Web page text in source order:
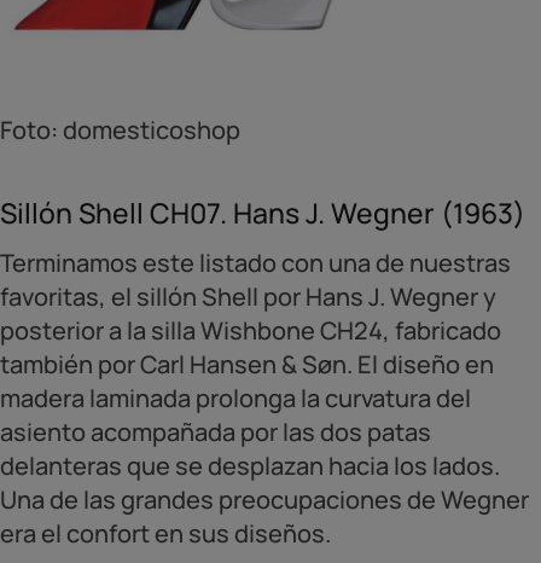
Foto: domesticoshop
Sillón Shell CH07. Hans J. Wegner (1963)
Terminamos este listado con una de nuestras
favoritas, el sillón Shell por Hans J. Wegner y
posterior a la silla Wishbone CH24, fabricado
también por Carl Hansen & Søn. El diseño en
madera laminada prolonga la curvatura del
asiento acompañada por las dos patas
delanteras que se desplazan hacia los lados.
Una de las grandes preocupaciones de Wegner
era el confort en sus diseños.